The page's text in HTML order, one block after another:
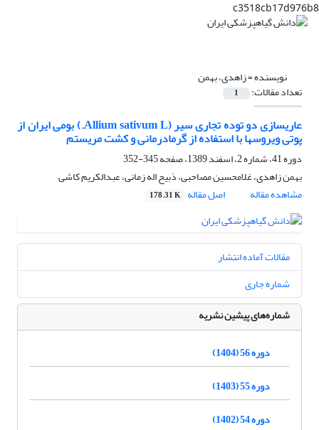
c3518cb17d976b8
نویسنده =زاهدی، بهمن
تعداد مقالات: 1
عاری‎سازی دو توده تجاری سیر (Allium sativum L.) بومی ایران از
پوتی ویروس‎ها با استفاده از گرمادرمانی و کشت مریستم
دوره 41، شماره 2، اسفند 1389، صفحه
345-352
بهمن زاهدی، غلامحسین مصاحبی، ذبیح اله زمانی، عبدالکریم کاشی
مشاهده مقاله
اصل مقاله 178.31 K
مقالات آماده انتشار
شماره جاری
شماره‌های پیشین نشریه
دوره 56 (1404)
دوره 55 (1403)
دوره 54 (1402)